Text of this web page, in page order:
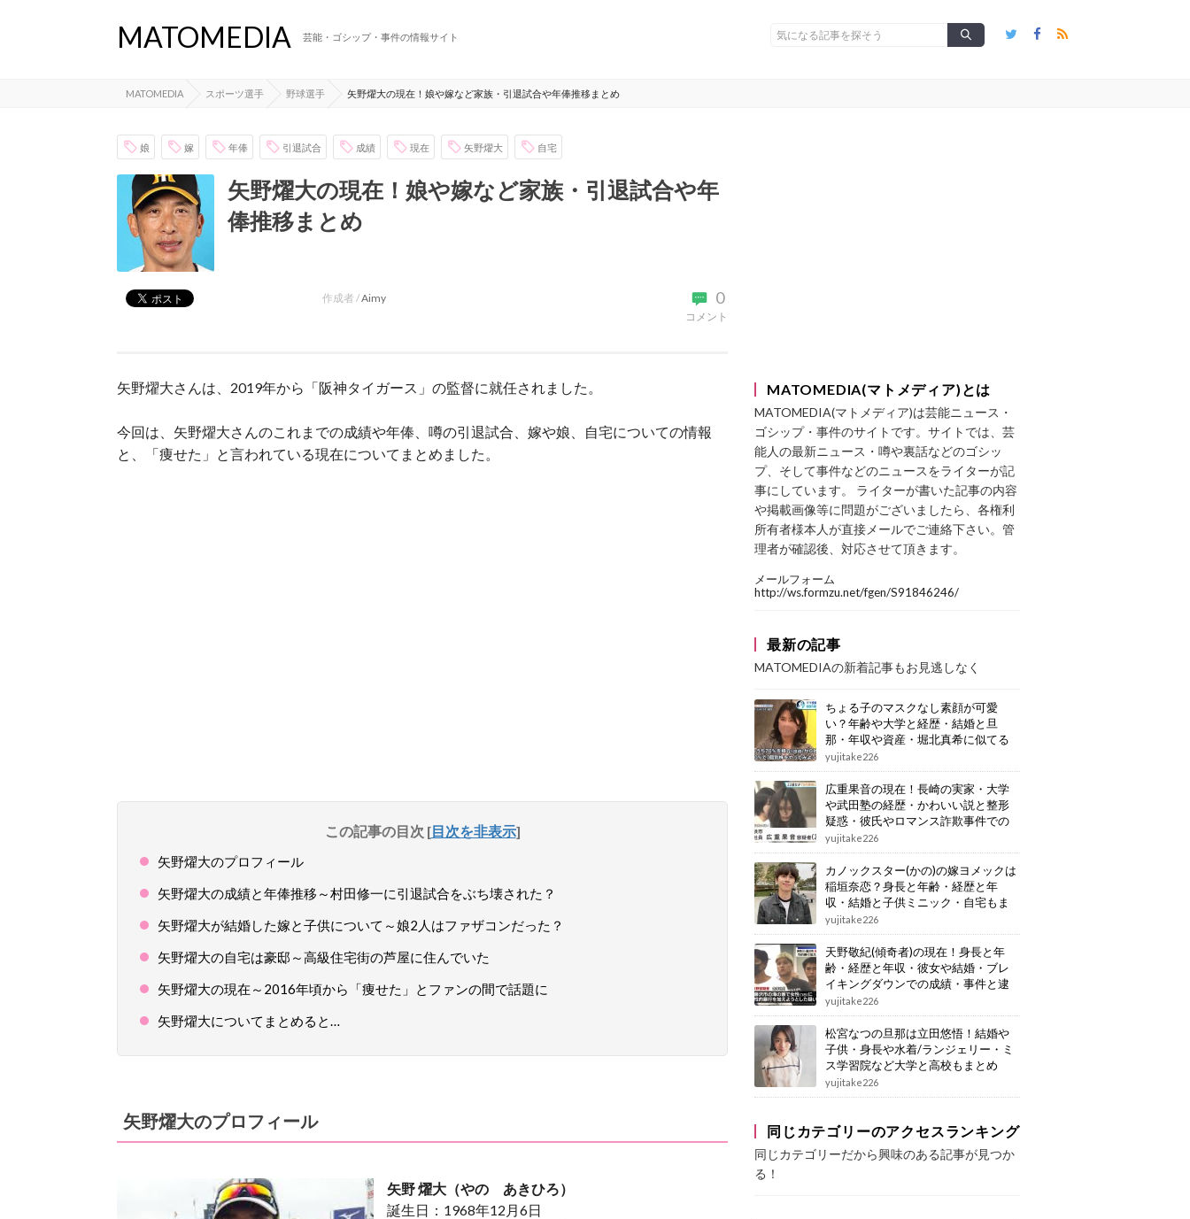
MATOMEDIA 芸能・ゴシップ・事件の情報サイト
MATOMEDIA スポーツ選手 野球選手 矢野燿大の現在！娘や嫁など家族・引退試合や年俸推移まとめ
娘 嫁 年俸 引退試合 成績 現在 矢野燿大 自宅
矢野燿大の現在！娘や嫁など家族・引退試合や年
俸推移まとめ
0
コメント
作成者 /Aimy
矢野燿大さんは、2019年から「阪神タイガース」の監督に就任されました。
今回は、矢野燿大さんのこれまでの成績や年俸、噂の引退試合、嫁や娘、自宅についての情報
と、「痩せた」と言われている現在についてまとめました。
この記事の目次 [目次を非表示]
矢野燿大のプロフィール
矢野燿大の成績と年俸推移～村田修一に引退試合をぶち壊された？
矢野燿大が結婚した嫁と子供について～娘2人はファザコンだった？
矢野燿大の自宅は豪邸～高級住宅街の芦屋に住んでいた
矢野燿大の現在～2016年頃から「痩せた」とファンの間で話題に
矢野燿大についてまとめると…
矢野燿大のプロフィール
矢野 燿大（やの あきひろ）
誕生日：1968年12月6日
MATOMEDIA(マトメディア)とは
MATOMEDIA(マトメディア)は芸能ニュース・
ゴシップ・事件のサイトです。サイトでは、芸
能人の最新ニュース・噂や裏話などのゴシッ
プ、そして事件などのニュースをライターが記
事にしています。 ライターが書いた記事の内容
や掲載画像等に問題がございましたら、各権利
所有者様本人が直接メールでご連絡下さい。管
理者が確認後、対応させて頂きます。
メールフォーム
http://ws.formzu.net/fgen/S91846246/
最新の記事
MATOMEDIAの新着記事もお見逃しなく
ちょる子のマスクなし素顔が可愛
い？年齢や大学と経歴・結婚と旦
那・年収や資産・堀北真希に似てる
画像もまとめ
yujitake226
広重果音の現在！長崎の実家・大学
や武田塾の経歴・かわいい説と整形
疑惑・彼氏やロマンス詐欺事件での
逮捕もまとめ
yujitake226
カノックスター(かの)の嫁ヨメックは
稲垣奈恋？身長と年齢・経歴と年
収・結婚と子供ミニック・自宅もま
とめ
yujitake226
天野敬紀(傾奇者)の現在！身長と年
齢・経歴と年収・彼女や結婚・ブレ
イキングダウンでの成績・事件と逮
捕もまとめ
yujitake226
松宮なつの旦那は立田悠悟！結婚や
子供・身長や水着/ランジェリー・ミ
ス学習院など大学と高校もまとめ
yujitake226
同じカテゴリーのアクセスランキング
同じカテゴリーだから興味のある記事が見つか
る！